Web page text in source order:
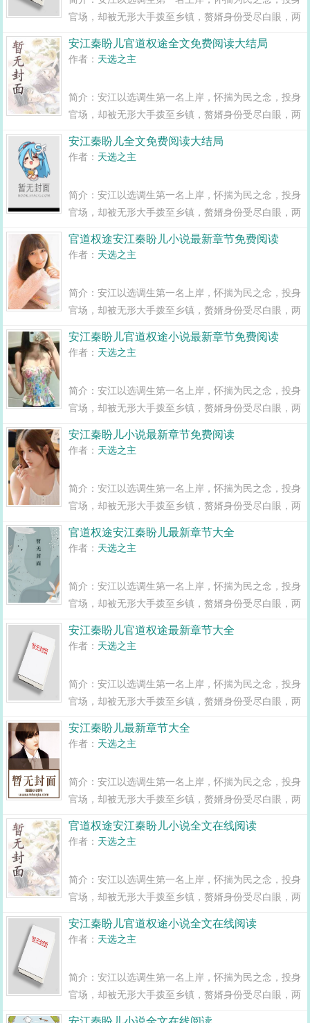
官场，却被无形大手拨至乡镇，赘婿身份受尽白眼，两
变全县最年轻正科级干部且看安江如何一路横空直撞，
安江秦盼儿官道权途全文免费阅读大结局
作者： 天选之主
简介：安江以选调生第一名上岸，怀揣为民之念，投身
官场，却被无形大手拨至乡镇，赘婿身份受尽白眼，两
变全县最年轻正科级干部且看安江如何一路横空直撞，
安江秦盼儿全文免费阅读大结局
作者： 天选之主
简介：安江以选调生第一名上岸，怀揣为民之念，投身
官场，却被无形大手拨至乡镇，赘婿身份受尽白眼，两
变全县最年轻正科级干部且看安江如何一路横空直撞，
官道权途安江秦盼儿小说最新章节免费阅读
作者： 天选之主
简介：安江以选调生第一名上岸，怀揣为民之念，投身
官场，却被无形大手拨至乡镇，赘婿身份受尽白眼，两
变全县最年轻正科级干部且看安江如何一路横空直撞，
安江秦盼儿官道权途小说最新章节免费阅读
作者： 天选之主
简介：安江以选调生第一名上岸，怀揣为民之念，投身
官场，却被无形大手拨至乡镇，赘婿身份受尽白眼，两
变全县最年轻正科级干部且看安江如何一路横空直撞，
安江秦盼儿小说最新章节免费阅读
作者： 天选之主
简介：安江以选调生第一名上岸，怀揣为民之念，投身
官场，却被无形大手拨至乡镇，赘婿身份受尽白眼，两
变全县最年轻正科级干部且看安江如何一路横空直撞，
官道权途安江秦盼儿最新章节大全
作者： 天选之主
简介：安江以选调生第一名上岸，怀揣为民之念，投身
官场，却被无形大手拨至乡镇，赘婿身份受尽白眼，两
变全县最年轻正科级干部且看安江如何一路横空直撞，
安江秦盼儿官道权途最新章节大全
作者： 天选之主
简介：安江以选调生第一名上岸，怀揣为民之念，投身
官场，却被无形大手拨至乡镇，赘婿身份受尽白眼，两
变全县最年轻正科级干部且看安江如何一路横空直撞，
安江秦盼儿最新章节大全
作者： 天选之主
简介：安江以选调生第一名上岸，怀揣为民之念，投身
官场，却被无形大手拨至乡镇，赘婿身份受尽白眼，两
变全县最年轻正科级干部且看安江如何一路横空直撞，
官道权途安江秦盼儿小说全文在线阅读
作者： 天选之主
简介：安江以选调生第一名上岸，怀揣为民之念，投身
官场，却被无形大手拨至乡镇，赘婿身份受尽白眼，两
变全县最年轻正科级干部且看安江如何一路横空直撞，
安江秦盼儿官道权途小说全文在线阅读
作者： 天选之主
简介：安江以选调生第一名上岸，怀揣为民之念，投身
官场，却被无形大手拨至乡镇，赘婿身份受尽白眼，两